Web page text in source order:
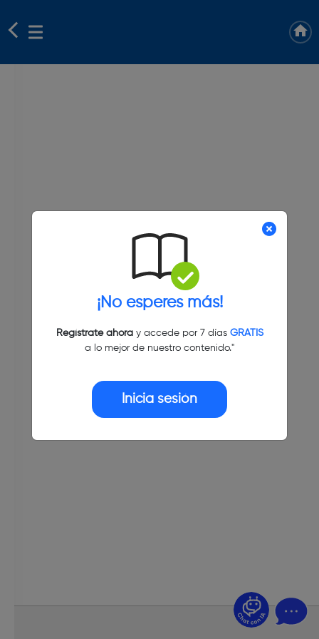
¡No esperes más!
Regístrate ahoray accede por 7 días GRATIS
a lo mejor de nuestro contenido."
Inicia sesión